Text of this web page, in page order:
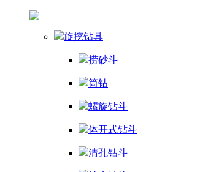
旋挖钻具
捞砂斗
筒钻
螺旋钻斗
体开式钻斗
清孔钻斗